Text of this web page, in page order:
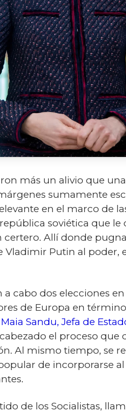
más un alivio que
sumamente
en el marco de
soviética que
Allí donde
Putin al poder,
cabo dos elecciones
de Europa en
Maia Sandu, Jefa de
el proceso que
Al mismo tiempo, se
de incorporarse
de los Socialistas,